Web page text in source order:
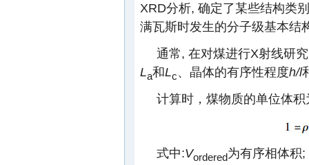
XRD分析, 确定了某些结构类
满瓦斯时发生的分子级基本结
通常, 在对煤进行X射线研
La和Lc、晶体的有序性程度h/l
计算时，煤物质的单位体
式中:Vordered为有序相体积;